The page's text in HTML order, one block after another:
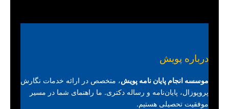
درباره پویش
موسسه انجام پایان نامه پویش، متخصص در ارائه خدمات نگارش
پروپوزال، پایان‌نامه و رساله دکتری. ما راهنمای شما در مسیر
موفقیت تحصیلی هستیم.